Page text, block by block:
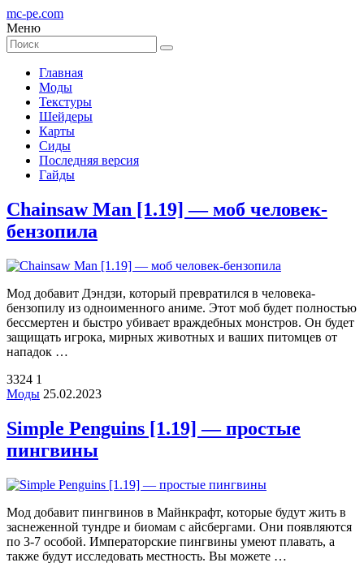
mc-pe.com
Меню
Главная
Моды
Текстуры
Шейдеры
Карты
Сиды
Последняя версия
Гайды
Chainsaw Man [1.19] — моб человек-
бензопила
Мод добавит Дэндзи, который превратился в человека-
бензопилу из одноименного аниме. Этот моб будет полностью
бессмертен и быстро убивает враждебных монстров. Он будет
защищать игрока, мирных животных и ваших питомцев от
нападок …
3324 1
Моды 25.02.2023
Simple Penguins [1.19] — простые
пингвины
Мод добавит пингвинов в Майнкрафт, которые будут жить в
заснеженной тундре и биомам с айсбергами. Они появляются
по 3-7 особой. Императорские пингвины умеют плавать, а
также будут исследовать местность. Вы можете …